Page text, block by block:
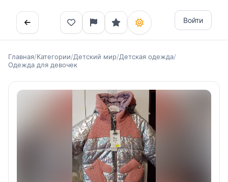
Войти
Главная/Категории/Детский мир/Детская одежда/
Одежда для девочек